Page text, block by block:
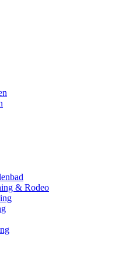
& Rodeo